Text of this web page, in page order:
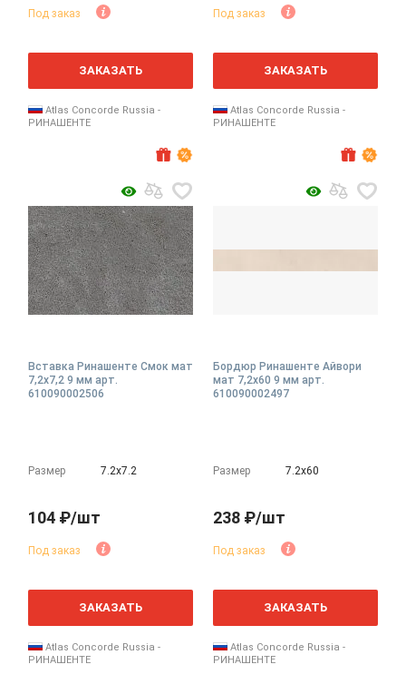
Под заказ
ЗАКАЗАТЬ
Atlas Concorde Russia -
РИНАШЕНТЕ
Под заказ
ЗАКАЗАТЬ
Atlas Concorde Russia -
РИНАШЕНТЕ
Вставка Ринашенте Смок мат
7,2x7,2 9 мм арт.
610090002506
Размер 7.2х7.2
104 ₽/шт
Под заказ
ЗАКАЗАТЬ
Atlas Concorde Russia -
РИНАШЕНТЕ
Бордюр Ринашенте Айвори
мат 7,2x60 9 мм арт.
610090002497
Размер 7.2х60
238 ₽/шт
Под заказ
ЗАКАЗАТЬ
Atlas Concorde Russia -
РИНАШЕНТЕ